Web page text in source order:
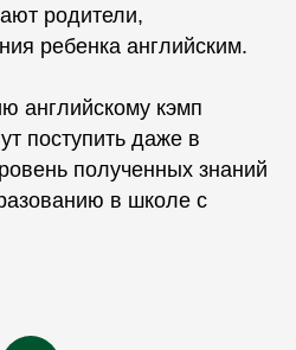
родители,
ребенка английским.
английскому кэмп
поступить даже в
полученных знаний
в школе с